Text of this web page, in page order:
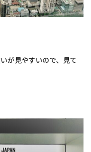
が見やすいので、見て